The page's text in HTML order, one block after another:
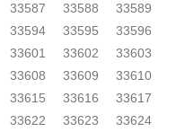
33587 33588
33589
33594 33595
33596
33601 33602
33603
33608 33609
33610
33615 33616
33617
33622 33623
33624